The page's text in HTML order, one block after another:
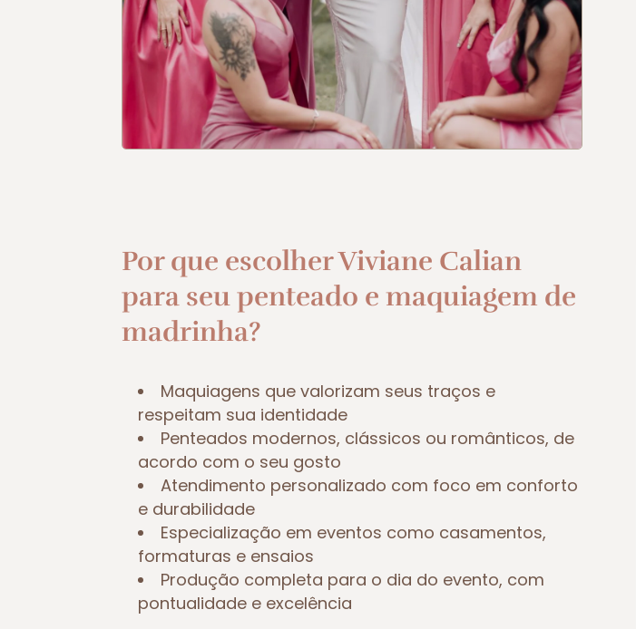
Por que escolher Viviane Calian
para seu penteado e maquiagem de
madrinha?
Maquiagens que valorizam seus traços e
respeitam sua identidade
Penteados modernos, clássicos ou românticos, de
acordo com o seu gosto
Atendimento personalizado com foco em conforto
e durabilidade
Especialização em eventos como casamentos,
formaturas e ensaios
Produção completa para o dia do evento, com
pontualidade e excelência